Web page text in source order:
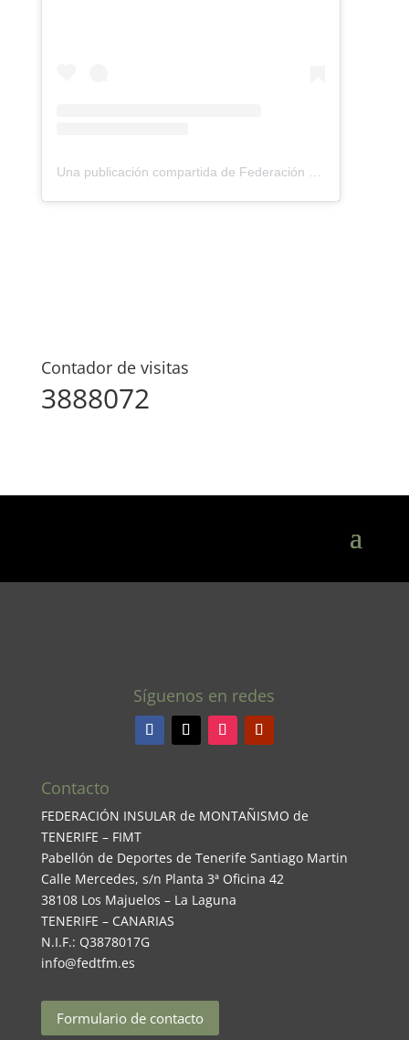
Una publicación compartida de Federación Montañismo Tenerife (@federacion_montanismo_tenerife)
Contador de visitas
3888072
Síguenos en redes
Contacto
FEDERACIÓN INSULAR de MONTAÑISMO de
TENERIFE – FIMT
Pabellón de Deportes de Tenerife Santiago Martin
Calle Mercedes, s/n Planta 3ª Oficina 42
38108 Los Majuelos – La Laguna
TENERIFE – CANARIAS
N.I.F.: Q3878017G
info@fedtfm.es
Formulario de contacto